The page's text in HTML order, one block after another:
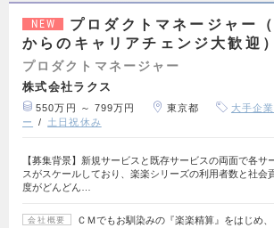
NEW
プロダクトマネージャー
からのキャリアチェンジ大歓迎）
プロダクトマネージャー
株式会社ラクス
550万円 ～ 799万円 東京都 大手企業
ー
土日祝休み
【募集背景】新規サービスと既存サービスの両面で各サ
スがスケールしており、楽楽シリーズの利用者数と社会
度がどんどん…
会社概要
ＣＭでもお馴染みの『楽楽精算』をはじめ